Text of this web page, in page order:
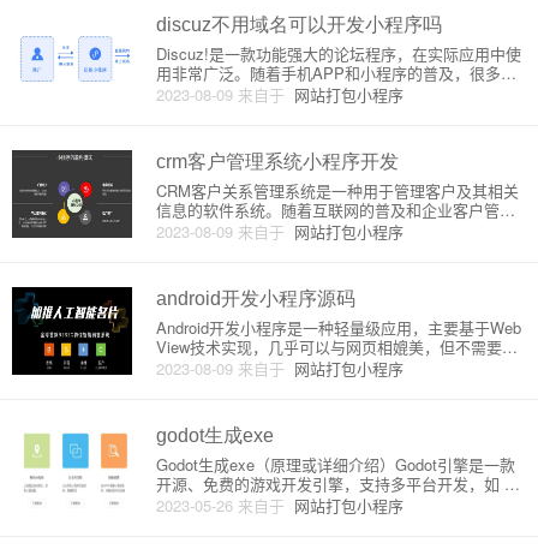
景，例
discuz不用域名可以开发小程序吗
2023-08-09 来自于 网站打包小程序
Discuz!是一款功能强大的论坛程序，在实际应用中使
用非常广泛。随着手机APP和小程序的普及，很多站
长希望能够将Discuz!的功能应用到小程序开发中。但
是，在一些情况下，你可能没有域名，或者说你的域
crm客户管理系统小程序开发
2023-08-09 来自于 网站打包小程序
CRM客户关系管理系统是一种用于管理客户及其相关
信息的软件系统。随着互联网的普及和企业客户管理
的重要性不断凸显，CRM系统也逐渐成为各个领域企
业的必备工具。小程序是一种轻量级的应用程序，移
统和小程序相结合，
android开发小程序源码
2023-08-09 来自于 网站打包小程序
Android开发小程序是一种轻量级应用，主要基于Web
View技术实现，几乎可以与网页相媲美，但不需要下
载安装，可以直接在浏览器中使用。在本文中，我将
详细介绍Android开发小程序的实现原理及源码。1. 实
godot生成exe
2023-05-26 来自于 网站打包小程序
Godot生成exe（原理或详细介绍）Godot引擎是一款
开源、免费的游戏开发引擎，支持多平台开发，如 P
C、移动设备以及游戏主机等。这篇文章将详细介绍如
何使用Godot引擎生成Windows平台的exe文件。生成